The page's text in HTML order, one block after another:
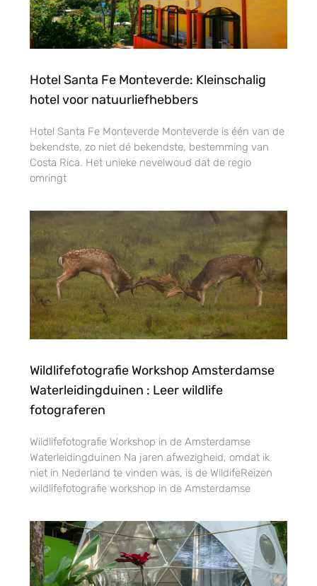
Hotel Santa Fe Monteverde: Kleinschalig
hotel voor natuurliefhebbers
Hotel Santa Fe Monteverde Monteverde is één van de
bekendste, zo niet dé bekendste, bestemming van
Costa Rica. Het unieke nevelwoud dat de regio
omringt
Wildlifefotografie Workshop Amsterdamse
Waterleidingduinen : Leer wildlife
fotograferen
Wildlifefotografie Workshop in de Amsterdamse
Waterleidingduinen Na jaren afwezigheid, omdat ik
niet in Nederland te vinden was, is de WildifeReizen
wildlifefotografie workshop in de Amsterdamse